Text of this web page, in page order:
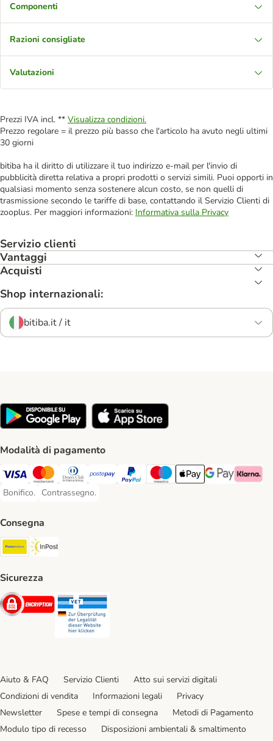
Componenti
Razioni consigliate
Valutazioni
Prezzi IVA incl. ** Visualizza condizioni.
Prezzo regolare = il prezzo più basso che l'articolo ha avuto negli ultimi
30 giorni
bitiba ha il diritto di utilizzare il tuo indirizzo e-mail per l'invio di
pubblicità diretta relativa a propri prodotti o servizi simili. Puoi opporti in
qualsiasi momento senza sostenere alcun costo, se non quelli di
trasmissione secondo le tariffe di base, contattando il Servizio Clienti di
zooplus. Per maggiori informazioni: Informativa sulla Privacy
Servizio clienti
Vantaggi
Acquisti
Shop internazionali:
bitiba.it / it
Modalità di pagamento
Visa. Payment Method
Mastercard. Payment Method
Diners Club. Payment Method
Postepay. Payment Method
PayPal. Payment Method
Maestro. Payment Method
Apple pay. Payment
Google Pay
Klarna
Bonifico.
Bonifico. Payment Method
Contrassegno.
Contrassegno. Payment Method
Consegna
Poste Italiane. Shipping Method
Sicurezza
Security
Aiuto & FAQ Servizio Clienti
Atto sui servizi digitali
Condizioni di vendita
Informazioni legali
Privacy
Newsletter
Spese e tempi di consegna
Metodi di Pagamento
Modulo tipo di recesso
Disposizioni ambientali & smaltimento